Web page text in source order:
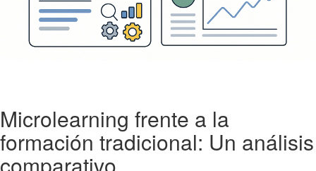
Microlearning frente a la
formación tradicional: Un análisis
comparativo